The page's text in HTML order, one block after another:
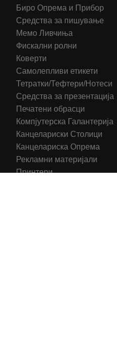
Биро Опрема и Прибор
Средства за пишување
Мемо Ливчиња
Фискални ролни
Коверти
Самолепливи етикети
Тетратки/Тефтери/Нотеси
Средства за презентација
Печатени обрасци
Компјутерска Галантерија
Канцелариски Столици
Канцелариска Опрема
Рекламни материјали
Принтери